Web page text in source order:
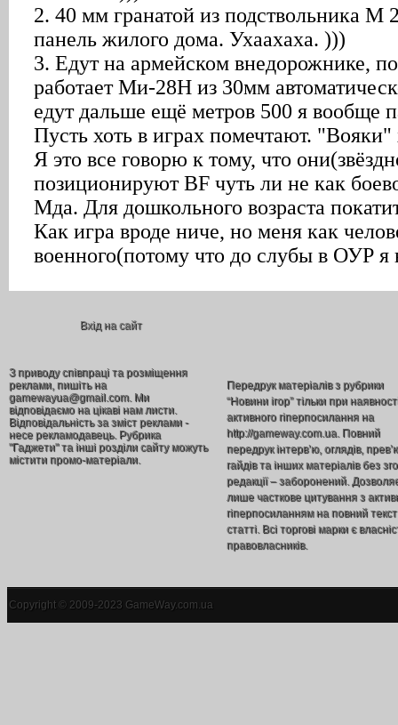
Вхід на сайт
З приводу співпраці та розміщення
реклами, пишіть на
gamewayua@gmail.com. Ми
відповідаємо на цікаві нам листи.
Відповідальність за зміст реклами -
несе рекламодавець. Рубрика
"Гаджети" та інші розділи сайту можуть
містити промо-матеріали.
Передрук матеріалів з рубрики
“Новини ігор” тільки при
активного гіперпосилання на
http://gameway.com.ua. Повний
передрук інтерв’ю, оглядів,
гайдів та інших матеріалів без
редакції – заборонений.
лише часткове цитування з
гіперпосиланням на повний текст
статті. Всі торгові марки є
правовласників.
Copyright © 2009-2023 GameWay.com.ua